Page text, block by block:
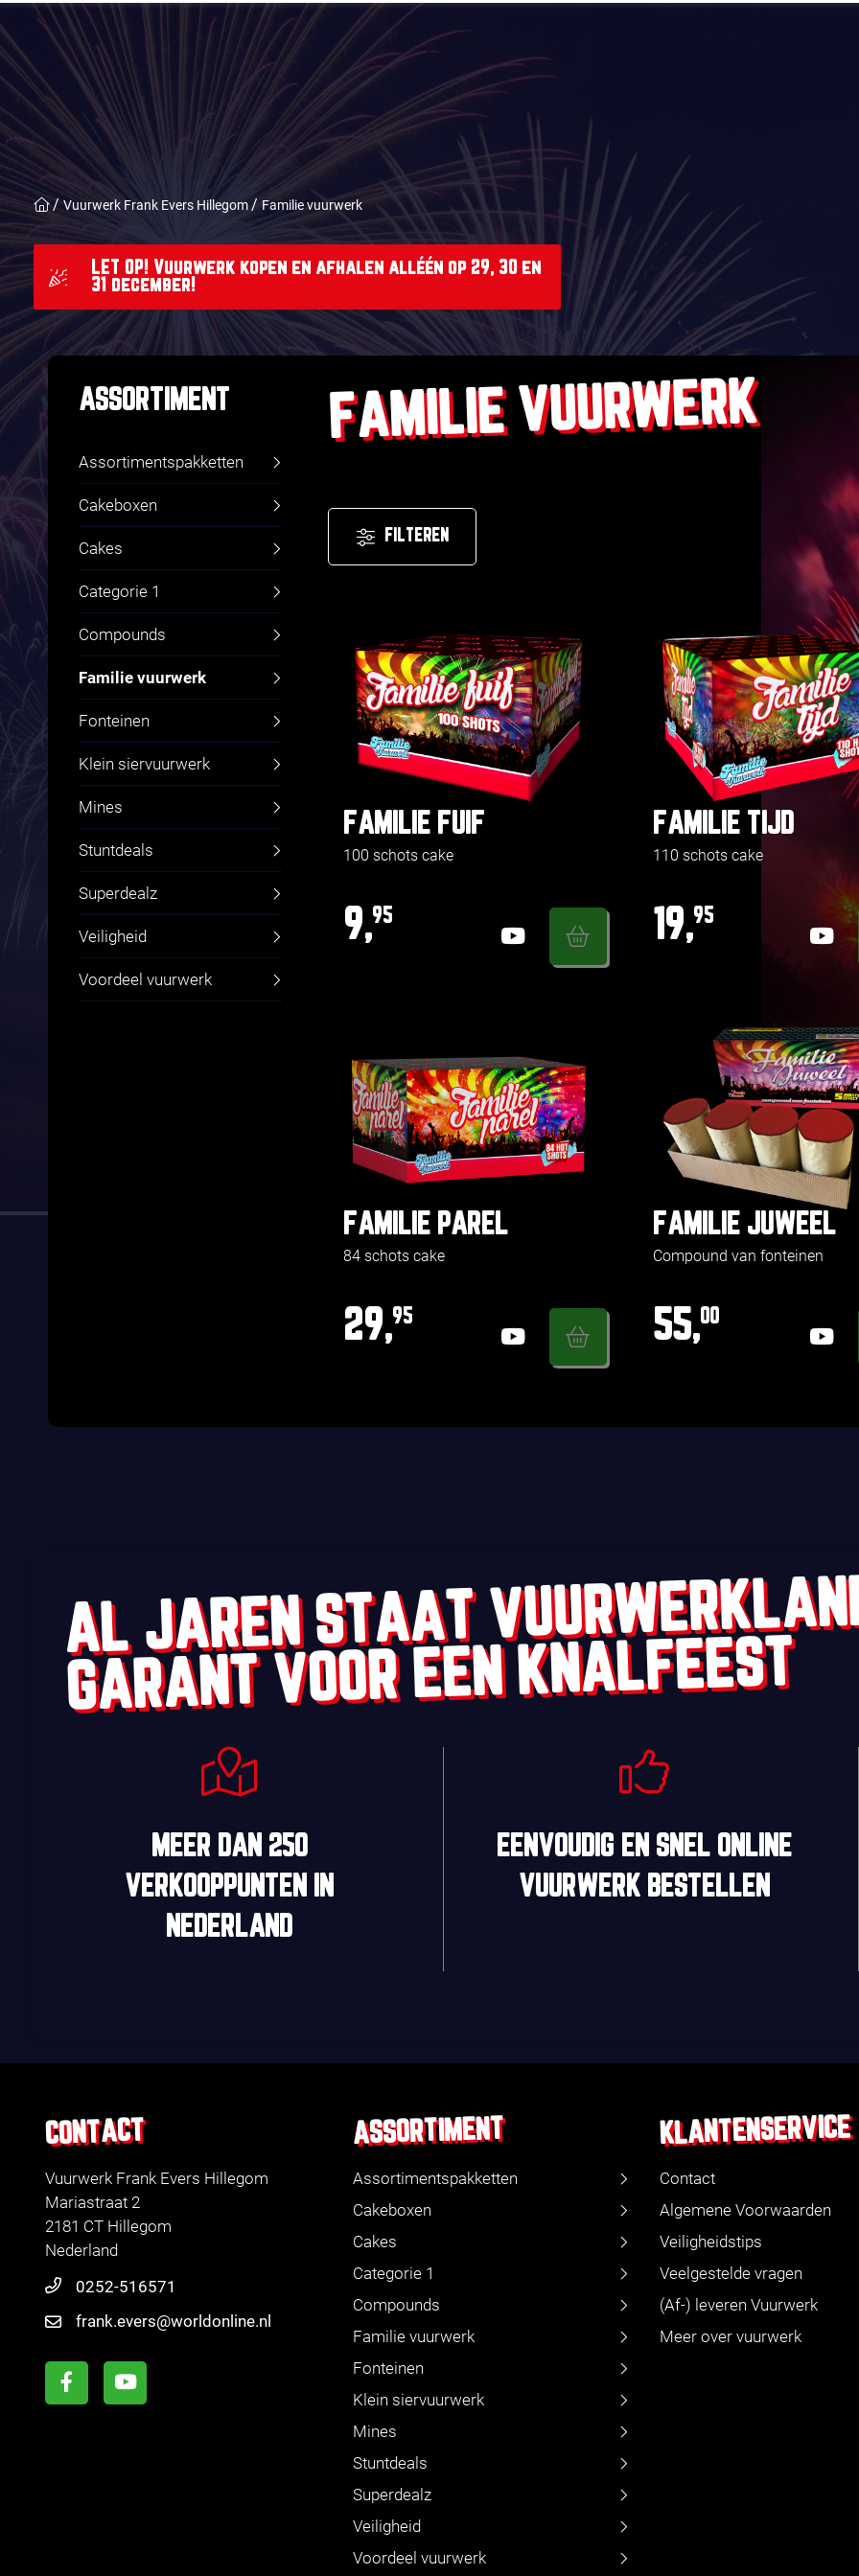
Vuurwerk Frank Evers Hillegom Familie vuurwerk
LET OP! Vuurwerk kopen en afhalen alléén op 29, 30 en
31 december!
ASSORTIMENT
Assortimentspakketten
Cakeboxen
Cakes
Categorie 1
Compounds
Familie vuurwerk
Fonteinen
Klein siervuurwerk
Mines
Stuntdeals
Superdealz
Veiligheid
Voordeel vuurwerk
FAMILIE VUURWERK
FILTEREN
FAMILIE FUIF
100 schots cake
9,95
FAMILIE TIJD
110 schots cake
19,95
FAMILIE PAREL
84 schots cake
29,95
FAMILIE JUWEEL
Compound van fonteinen
55,00
AL JAREN STAAT
GARANT VOOR EEN KNALFEEST
MEER DAN 250
VERKOOPPUNTEN
IN
NEDERLAND
EENVOUDIG EN SNELONLINE
VUURWERK BESTELLEN
CONTACT
Vuurwerk Frank Evers Hillegom
Mariastraat 2
2181 CT Hillegom
Nederland
0252-516571
frank.evers@worldonline.nl
ASSORTIMENT
Assortimentspakketten
Cakeboxen
Cakes
Categorie 1
Compounds
Familie vuurwerk
Fonteinen
Klein siervuurwerk
Mines
Stuntdeals
Superdealz
Veiligheid
Voordeel vuurwerk
KLANTENSERVICE
Contact
Algemene Voorwaarden
Veiligheidstips
Veelgestelde vragen
(Af-) leveren Vuurwerk
Meer over vuurwerk